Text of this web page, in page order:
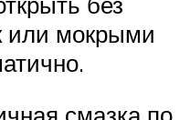
или мокрыми